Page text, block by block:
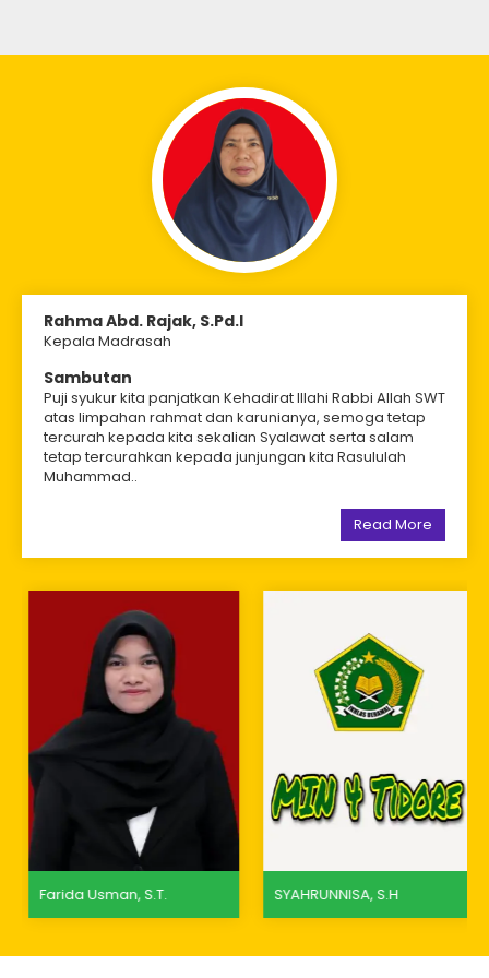
Rahma Abd. Rajak, S.Pd.I
Kepala Madrasah
Sambutan
Puji syukur kita panjatkan Kehadirat Illahi Rabbi Allah SWT
atas limpahan rahmat dan karunianya, semoga tetap
tercurah kepada kita sekalian Syalawat serta salam
tetap tercurahkan kepada junjungan kita Rasululah
Muhammad..
Read More
Farida Usman, S.T. SYAHRUNNISA, S.H